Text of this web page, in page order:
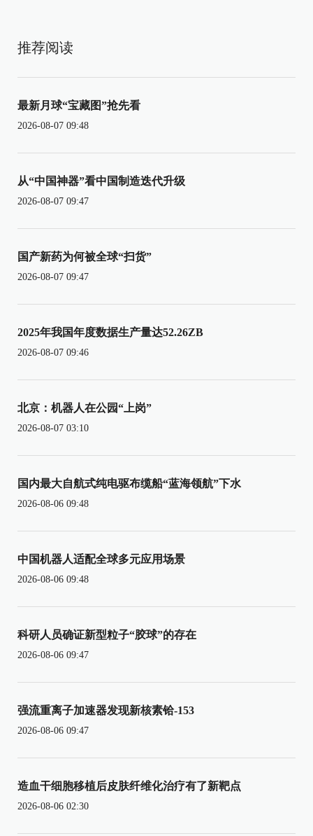
推荐阅读
最新月球“宝藏图”抢先看
2026-08-07 09:48
从“中国神器”看中国制造迭代升级
2026-08-07 09:47
国产新药为何被全球“扫货”
2026-08-07 09:47
2025年我国年度数据生产量达52.26ZB
2026-08-07 09:46
北京：机器人在公园“上岗”
2026-08-07 03:10
国内最大自航式纯电驱布缆船“蓝海领航”下水
2026-08-06 09:48
中国机器人适配全球多元应用场景
2026-08-06 09:48
科研人员确证新型粒子“胶球”的存在
2026-08-06 09:47
强流重离子加速器发现新核素铪-153
2026-08-06 09:47
造血干细胞移植后皮肤纤维化治疗有了新靶点
2026-08-06 02:30